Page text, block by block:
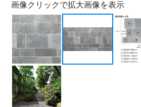
画像クリックで拡大画像を表示